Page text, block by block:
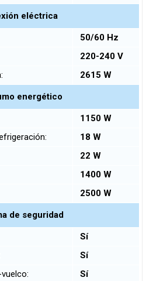
eléctrica
50/60 Hz
220-240 V
2615 W
energético
1150 W
18 W
22 W
1400 W
2500 W
de seguridad
Sí
Sí
Sí